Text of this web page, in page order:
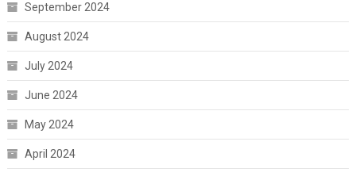
September 2024
August 2024
July 2024
June 2024
May 2024
April 2024